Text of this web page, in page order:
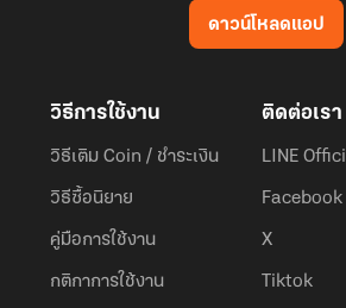
ดาวน์โหลดแอป
วิธีการใช้งาน
วิธีเติม Coin / ชำระเงิน
วิธีซื้อนิยาย
คู่มือการใช้งาน
กติกาการใช้งาน
ติดต่อเรา
LINE
Facebook
X
Tiktok